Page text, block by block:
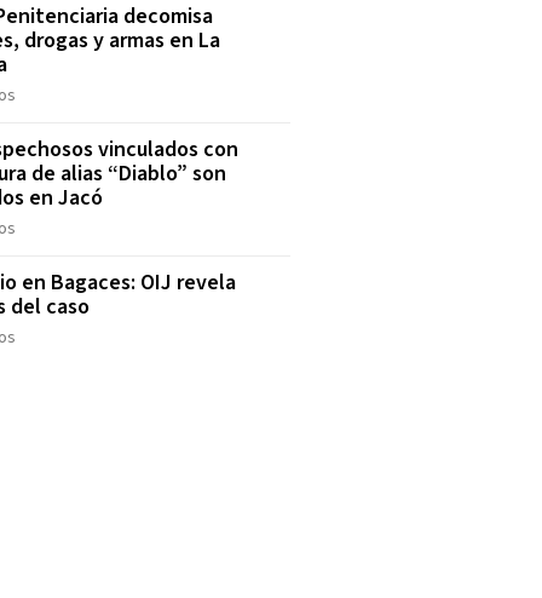
decomisa
drogas y armas en La
vinculados con
de alias “Diablo” son
en Jacó
en Bagaces: OIJ revela
del caso